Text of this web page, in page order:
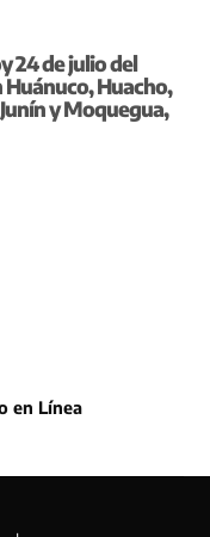
24 de julio del
Huacho,
y Moquegua,
en Línea